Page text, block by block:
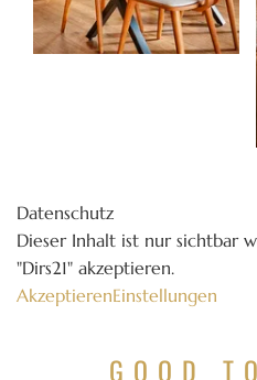
Datenschutz
Dieser Inhalt ist nur sichtbar
"Dirs21" akzeptieren.
AkzeptierenEinstellungen
GOOD